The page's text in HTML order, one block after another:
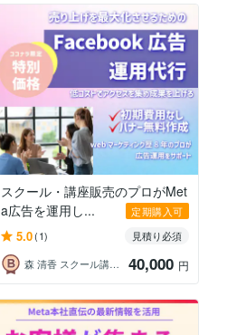
スクール・講座販売のプロがMet
a広告を運用し...
定期購入可
5.0(1)
見積り必須
森 清香 スクール講座集客のプロ
40,000 円